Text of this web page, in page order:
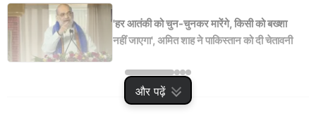
और पढ़ें
'हर आतंकी को चुन-चुनकर मारेंगे, किसी को बख्शा
नहीं जाएगा', अमित शाह ने पाकिस्तान को दी चेतावनी